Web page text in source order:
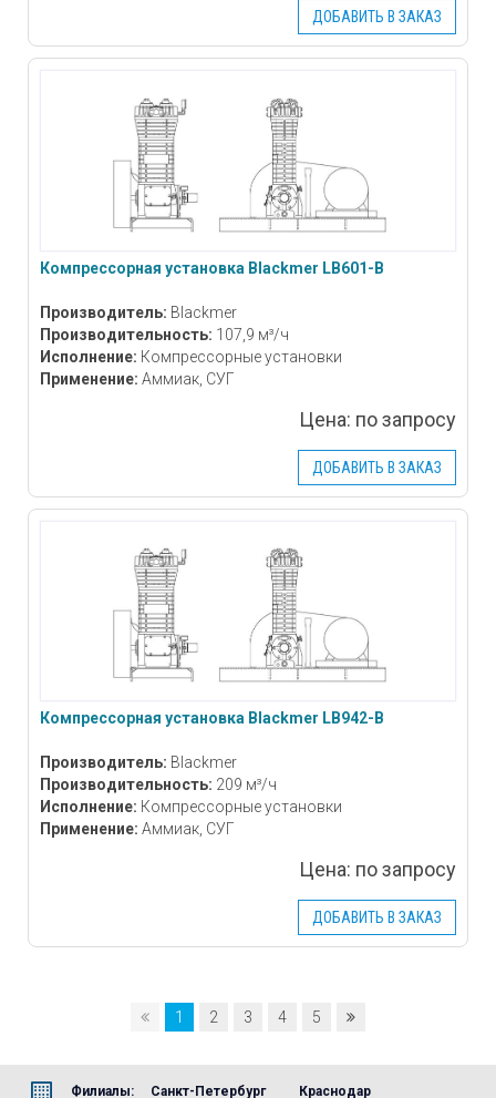
ДОБАВИТЬ В ЗАКАЗ
Компрессорная установка Blackmer LB601-В
Производитель: Blackmer
Производительность: 107,9 м³/ч
Исполнение: Компрессорные установки
Применение: Аммиак, СУГ
Цена: по запросу
ДОБАВИТЬ В ЗАКАЗ
Компрессорная установка Blackmer LB942-В
Производитель: Blackmer
Производительность: 209 м³/ч
Исполнение: Компрессорные установки
Применение: Аммиак, СУГ
Цена: по запросу
ДОБАВИТЬ В ЗАКАЗ
1 2 3 4 5
Филиалы: Санкт-Петербург Краснодар